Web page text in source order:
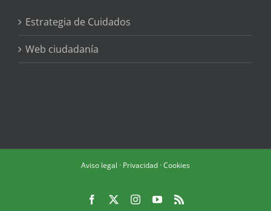
Estrategia de Cuidados
Web ciudadanía
Aviso legal · Privacidad ·Cookies
Facebook InstagramYouTube